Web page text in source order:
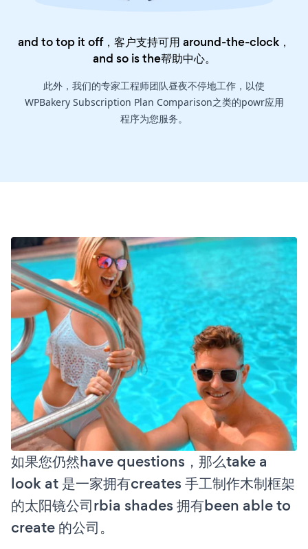
and to top it off，客户支持可用 around-the-clock，
and so is the帮助中心。
此外，我们的专家工程师团队昼夜不停地工作，以使
WPBakery Subscription Plan Comparison之类的powr应用
程序为您服务。
如果您仍然have questions，那么take a
look at 是一家拥有creates 手工制作木制框架
的太阳镜公司rbia shades 拥有been able to
create 的公司。